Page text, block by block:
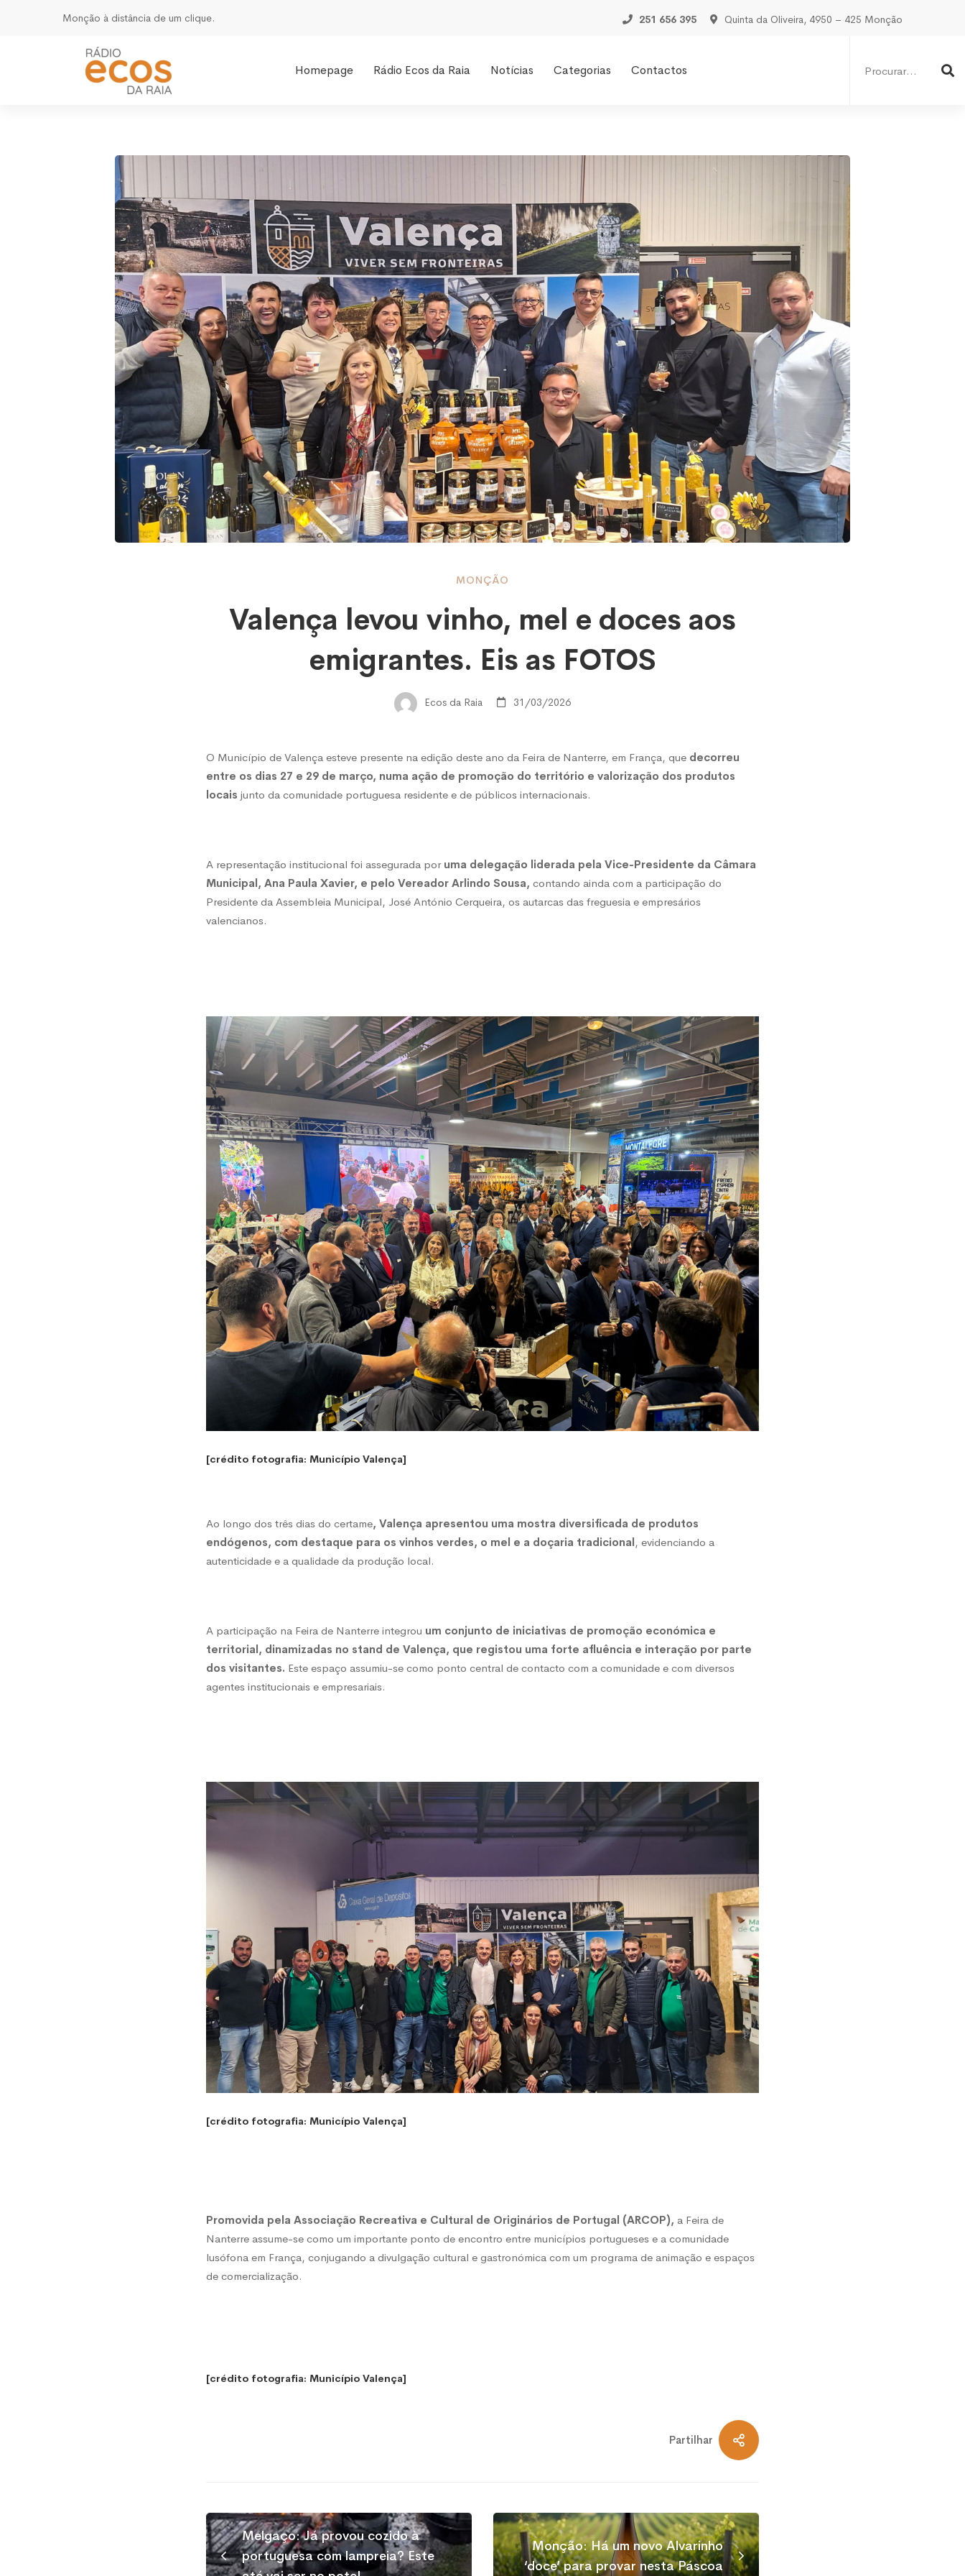
Monção à distância de um clique. 251 656 395 Quinta da Oliveira, 4950 – 425 Monção
Homepage Rádio Ecos da Raia Notícias Categorias Contactos
levou
e
aos
emigrantes.
as
FOTOS
MONÇÃO
Valença levou vinho, mel e doces aos
emigrantes. Eis as FOTOS
Ecos da Raia 31/03/2026
O Município de Valença esteve presente na edição deste ano da Feira de Nanterre, em França, que decorreu
entre os dias 27 e 29 de março, numa ação de promoção do território e valorização dos produtos
locais junto da comunidade portuguesa residente e de públicos internacionais.
A representação institucional foi assegurada poruma delegação liderada pela Vice-Presidente da Câmara
Municipal, Ana Paula Xavier, e pelo Vereador Arlindo Sousa, contando ainda com a participação do
Presidente da Assembleia Municipal, José António Cerqueira, os autarcas das freguesia e empresários
valencianos.
[crédito fotografia: Município Valença]
Ao longo dos três dias do certame, Valença apresentou uma mostra diversificada de produtos
endógenos, com destaque para os vinhos verdes, o mel e a doçaria tradicional, evidenciando a
autenticidade e a qualidade da produção local.
A participação na Feira de Nanterre integrou um conjunto de iniciativas de promoção económica e
territorial, dinamizadas no stand de Valença, que registou uma forte afluência e interação por parte
dos visitantes. Este espaço assumiu-se como ponto central de contacto com a comunidade e com diversos
agentes institucionais e empresariais.
[crédito fotografia: Município Valença]
Promovida pela Associação Recreativa e Cultural de Originários de Portugal (ARCOP), a Feira de
Nanterre assume-se como um importante ponto de encontro entre municípios portugueses e a comunidade
lusófona em França, conjugando a divulgação cultural e gastronómica com um programa de animação e espaços
de comercialização.
[crédito fotografia: Município Valença]
Partilhar
Melgaço: Já provou cozido à
portuguesa com lampreia? Este
Monção: Há um novo Alvarinho
‘doce’ para provar nesta Páscoa